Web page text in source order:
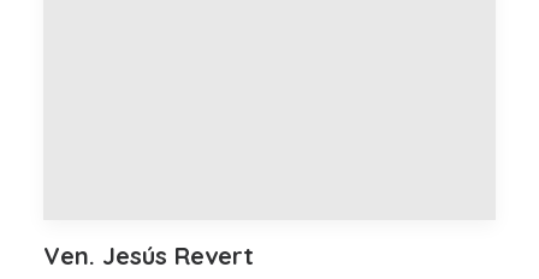
Ven. Jesús Revert